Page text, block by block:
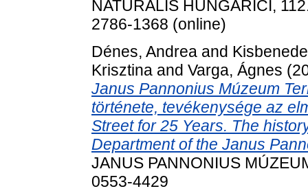
NATURALIS HUNGARICI,
2786-1368 (online)
Dénes, Andrea and
Krisztina and Varga, Ágnes
Janus Pannonius Múzeum
története, tevékenysége az
Street for 25 Years. The
Department of the Janus
JANUS PANNONIUS
0553-4429